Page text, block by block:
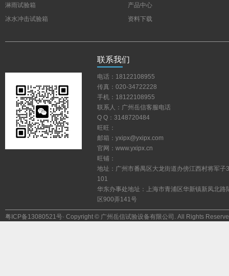
淋雨试验箱
冰水冲击试验箱
产品中心
资料下载
联系我们
电话：18122108955
传真：020-34722228
手机：18122108955
联系人：广州岳信客服电话
QQ：3148720484
旺旺：
邮箱：yxipx@yxipx.com
官网：www.yxipx.cn
旺铺：
地址：广州市番禺区大龙街道办傍江西村将军子
101
华东办事处地址：上海市青浦区华新镇新凤北路
区900弄141号
粤ICP备13080521号·Copyright©广州岳信试验设备有限公司